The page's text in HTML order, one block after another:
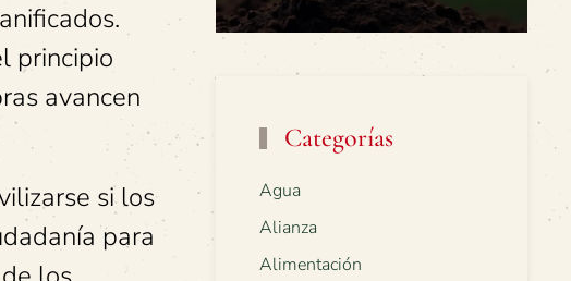
principio
avancen
si los
para
Categorías
Agua
Alianza
Alimentación